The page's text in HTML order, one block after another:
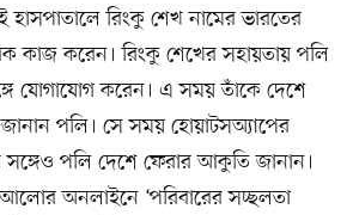
হাসপাতালে রিংকু শেখ নামের ভারতের
কাজ করেন। রিংকু শেখের সহায়তায় পলি
যোগাযোগ করেন। এ সময় তাঁকে দেশে
পলি। সে সময় হোয়াটসঅ্যাপের
পলি দেশে ফেরার আকুতি জানান।
অনলাইনে ‘পরিবারের সচ্ছলতা